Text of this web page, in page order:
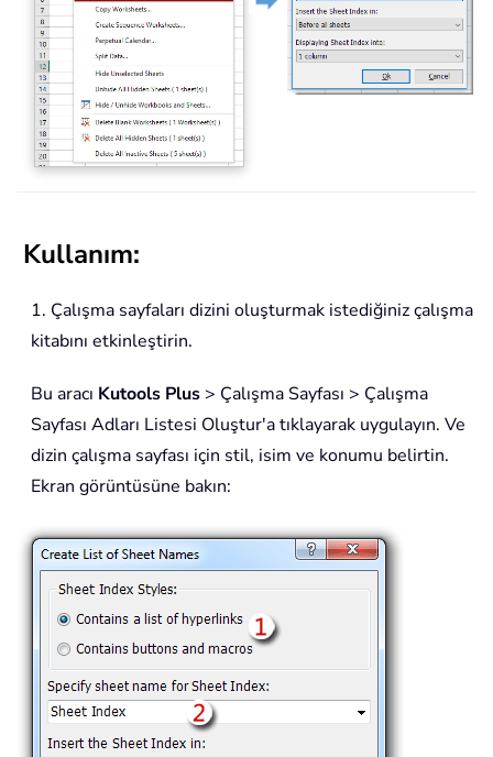
Kullanım:
1. Çalışma sayfaları dizini oluşturmak istediğiniz çalışma
kitabını etkinleştirin.
Bu aracı Kutools Plus > Çalışma Sayfası > Çalışma
Sayfası Adları Listesi Oluştur'a tıklayarak uygulayın. Ve
dizin çalışma sayfası için stil, isim ve konumu belirtin.
Ekran görüntüsüne bakın: